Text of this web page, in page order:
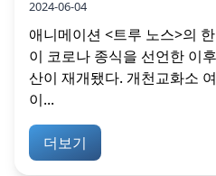
2024-06-04
애니메이션 <트루 노스>의
이 코로나 종식을 선언한 이
산이 재개됐다. 개천교화소
이...
더보기